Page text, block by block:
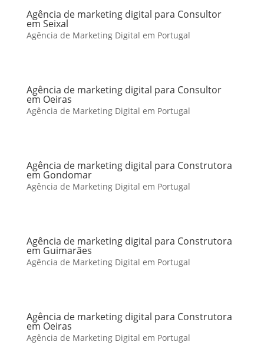
Agência de marketing digital para Consultor
em Seixal
Agência de Marketing Digital em Portugal
Agência de marketing digital para Consultor
em Oeiras
Agência de Marketing Digital em Portugal
Agência de marketing digital para Construtora
em Gondomar
Agência de Marketing Digital em Portugal
Agência de marketing digital para Construtora
em Guimarães
Agência de Marketing Digital em Portugal
Agência de marketing digital para Construtora
em Oeiras
Agência de Marketing Digital em Portugal